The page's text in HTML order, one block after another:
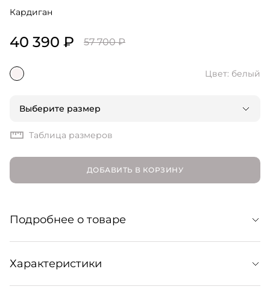
Кардиган
40 390 ₽ 57 700 ₽
Цвет: белый
Выберите размер
Таблица размеров
ДОБАВИТЬ В КОРЗИНУ
Подробнее о товаре
Этот кардиган в стиле спортшик мог бы стать
униформой для игры в гольф или прогулок на яхте. Не
забудьте взять его в отпуск, но и в городе тоже носите:
Характеристики